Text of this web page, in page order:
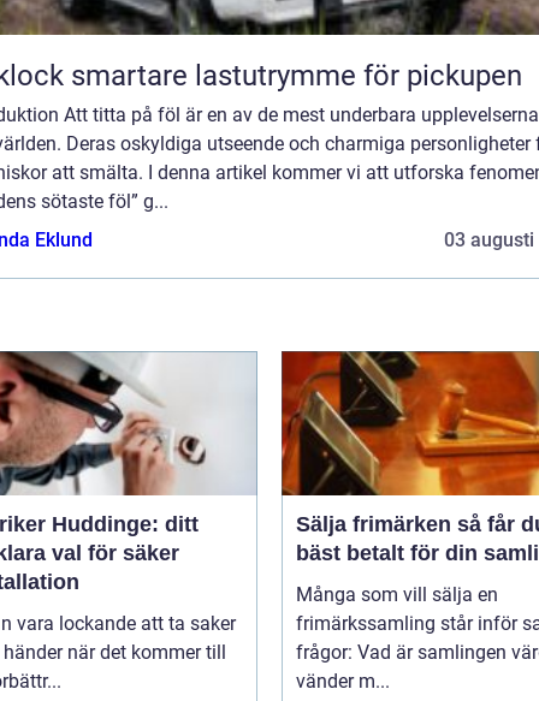
Flaklock smartare lastutrymme för pickupen
Att titta på föl är en av de mest underbara
Deras oskyldiga utseende och charmiga personligheter
att smälta. I denna artikel kommer vi att utforska
sötaste föl” g...
Eklund
03 augusti
Huddinge: ditt
val för säker
vara lockande att ta saker
när det kommer till
Sälja frimärken så får du
bäst betalt för din
Många som vill sälja en
frimärkssamling står inför
frågor: Vad är samlingen
vänder m...